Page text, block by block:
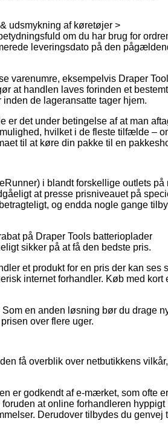
udsmykning af køretøjer >
om du har brug for
leveringsdato på den
varenumre, eksempelvis Draper
at handlen laves forinden et bestemt
de lageransatte tager hjem.
er det under betingelse af at man
hvilket i de fleste tilfælde –
til at køre din pakke til en
i blandt forskellige outlets på
at presse prisniveauet på
og endda nogle gange
på Draper Tools batterioplader
sikker på at få den bedste pris.
et produkt for en pris der kan ses
internet forhandler. Køb med kort
en anden løsning bør du drage
over flere uger.
få overblik over netbutikkens
er godkendt af e-mærket, som ofte
at online forhandleren hyppigt
Derudover tilbydes du genvej